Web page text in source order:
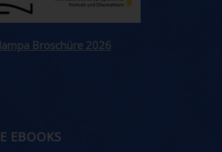
Broschüre 2026
EBOOKS